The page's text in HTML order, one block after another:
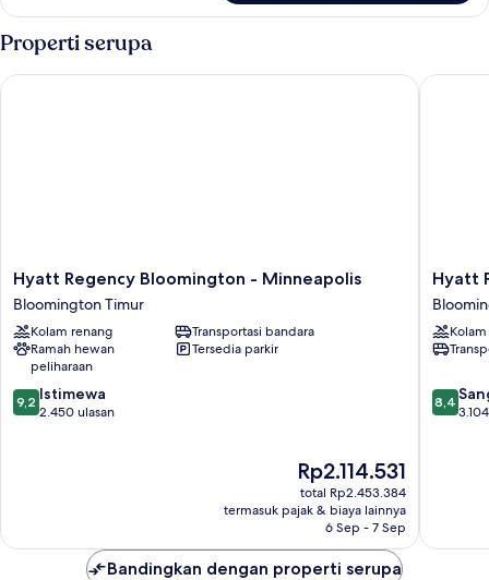
Kamar,
1
Tempat
Tidur
King
Properti serupa
Hyatt
Regency
Bloomington
-
Minneapolis
Bloomington
Timur
Hyatt Regency Bloomington - Minneapolis
Bloomington Timur
Kolam renang
Transportasi bandara
Ramah hewan
peliharaan
Tersedia parkir
9.2
dari
9,2 Istimewa
2.450 ulasan
Harga
sekarang
Rp2.114.531
Rp2.114.531
total Rp2.453.384
termasuk pajak & biaya lainnya
6 Sep - 7 Sep
Hyatt Regency Bloomington - Minneapolis
Hyatt
Place
Airport-
South
Timur
Hyatt
8.4
dari
8,4
Hyatt
Bandingkan dengan properti serupa